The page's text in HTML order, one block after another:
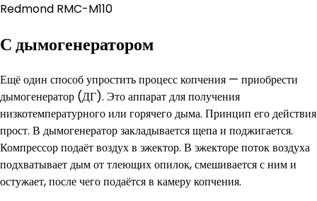
Redmond RMC-M110
С дымогенератором
Ещё один способ упростить процесс копчения — приобрести
дымогенератор (ДГ). Это аппарат для получения
низкотемпературного или горячего дыма. Принцип его действия
прост. В дымогенератор закладывается щепа и поджигается.
Компрессор подаёт воздух в эжектор. В эжекторе поток воздуха
подхватывает дым от тлеющих опилок, смешивается с ним и
остужает, после чего подаётся в камеру копчения.